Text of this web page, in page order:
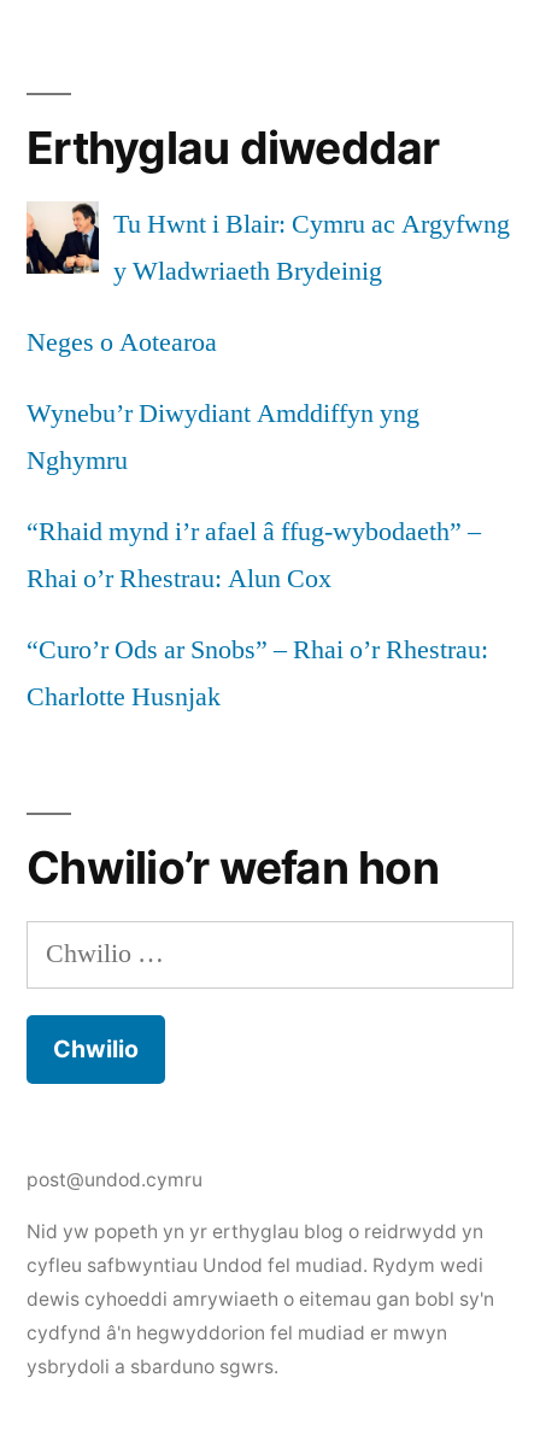
Erthyglau diweddar
Tu Hwnt i Blair: Cymru ac Argyfwng
y Wladwriaeth Brydeinig
Neges o Aotearoa
Wynebu’r Diwydiant Amddiffyn yng
Nghymru
“Rhaid mynd i’r afael â ffug-wybodaeth” –
Rhai o’r Rhestrau: Alun Cox
“Curo’r Ods ar Snobs” – Rhai o’r Rhestrau:
Charlotte Husnjak
Chwilio’r wefan hon
Chwilio
am:
post@undod.cymru
Nid yw popeth yn yr erthyglau blog o reidrwydd yn
cyfleu safbwyntiau Undod fel mudiad. Rydym wedi
dewis cyhoeddi amrywiaeth o eitemau gan bobl sy'n
cydfynd â'n hegwyddorion fel mudiad er mwyn
ysbrydoli a sbarduno sgwrs.